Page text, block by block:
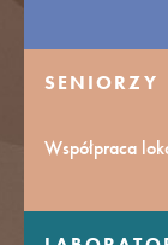
SENIORZY
Współpraca